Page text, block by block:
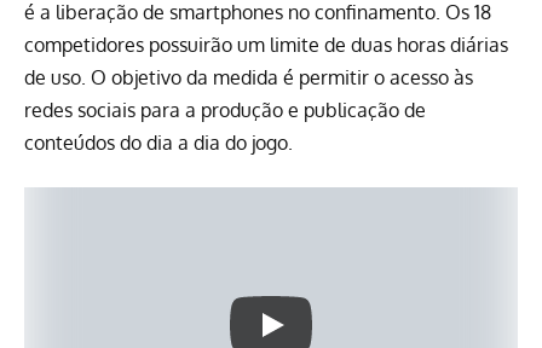
é a liberação de smartphones no confinamento. Os 18
competidores possuirão um limite de duas horas diárias
de uso. O objetivo da medida é permitir o acesso às
redes sociais para a produção e publicação de
conteúdos do dia a dia do jogo.